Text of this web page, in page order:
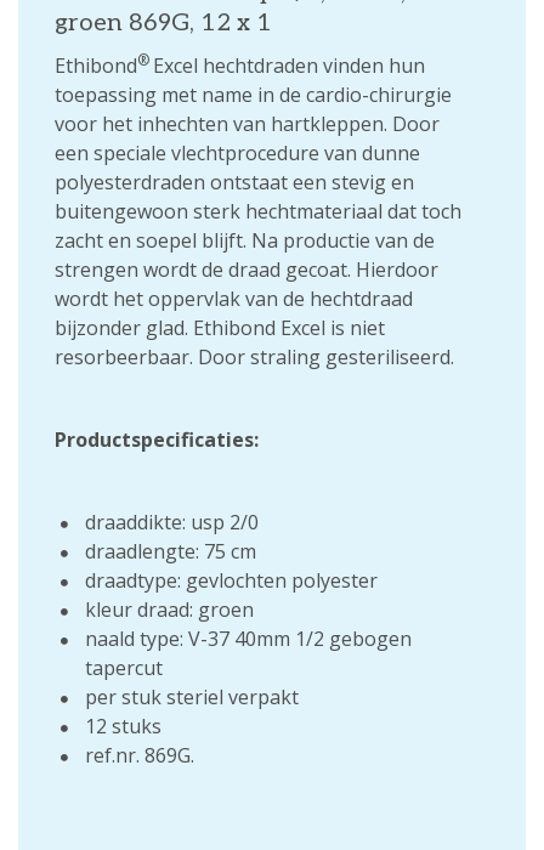
groen 869G, 12 x 1
Ethibond® Excel hechtdraden vinden hun
toepassing met name in de cardio-chirurgie
voor het inhechten van hartkleppen. Door
een speciale vlechtprocedure van dunne
polyesterdraden ontstaat een stevig en
buitengewoon sterk hechtmateriaal dat toch
zacht en soepel blijft. Na productie van de
strengen wordt de draad gecoat. Hierdoor
wordt het oppervlak van de hechtdraad
bijzonder glad. Ethibond Excel is niet
resorbeerbaar. Door straling gesteriliseerd.
Productspecificaties:
draaddikte: usp 2/0
draadlengte: 75 cm
draadtype: gevlochten polyester
kleur draad: groen
naald type: V-37 40mm 1/2 gebogen
tapercut
per stuk steriel verpakt
12 stuks
ref.nr. 869G.